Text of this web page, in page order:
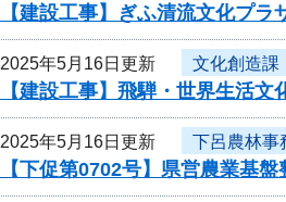
【建設工事】ぎふ清流文化プ
2025年5月16日更新 文化創造課
【建設工事】飛騨・世界生活
2025年5月16日更新 下呂農林事
【下促第0702号】県営農業基